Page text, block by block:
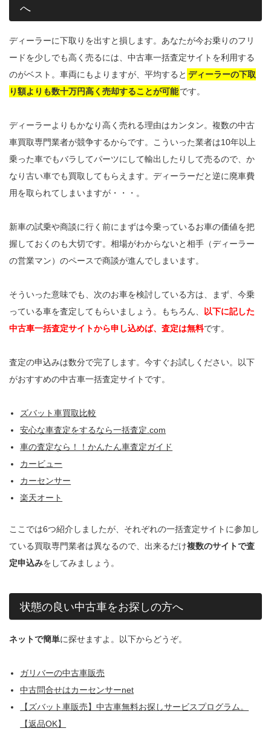
へ
ディーラーに下取りを出すと損します。あなたが今お乗りのフリ
ードを少しでも高く売るには、中古車一括査定サイトを利用する
のがベスト。車両にもよりますが、平均すると ディーラーの下取
り額よりも数十万円高く売却することが可能です。
ディーラーよりもかなり高く売れる理由はカンタン。複数の中古
車買取専門業者が競争するからです。こういった業者は10年以上
乗った車でもバラしてパーツにして輸出したりして売るので、か
なり古い車でも買取してもらえます。ディーラーだと逆に廃車費
用を取られてしまいますが・・・。
新車の試乗や商談に行く前にまずは今乗っているお車の価値を把
握しておくのも大切です。相場がわからないと相手（ディーラー
の営業マン）のペースで商談が進んでしまいます。
そういった意味でも、次のお車を検討している方は、まず、今乗
っている車を査定してもらいましょう。もちろん、
以下に記した
中古車一括査定サイトから申し込めば、査定は無料です。
査定の申込みは数分で完了します。今すぐお試しください。以下
がおすすめの中古車一括査定サイトです。
ズバット車買取比較
安心な車査定をするなら一括査定.com
車の査定なら！！かんたん車査定ガイド
カービュー
カーセンサー
楽天オート
ここでは6つ紹介しましたが、それぞれの一括査定サイトに参加し
ている買取専門業者は異なるので、出来るだけ複数のサイトで査
定申込みをしてみましょう。
状態の良い中古車をお探しの方へ
ネットで簡単に探せますよ。以下からどうぞ。
ガリバーの中古車販売
中古問合せはカーセンサーnet
【ズバット車販売】中古車無料お探しサービスプログラム。
【返品OK】